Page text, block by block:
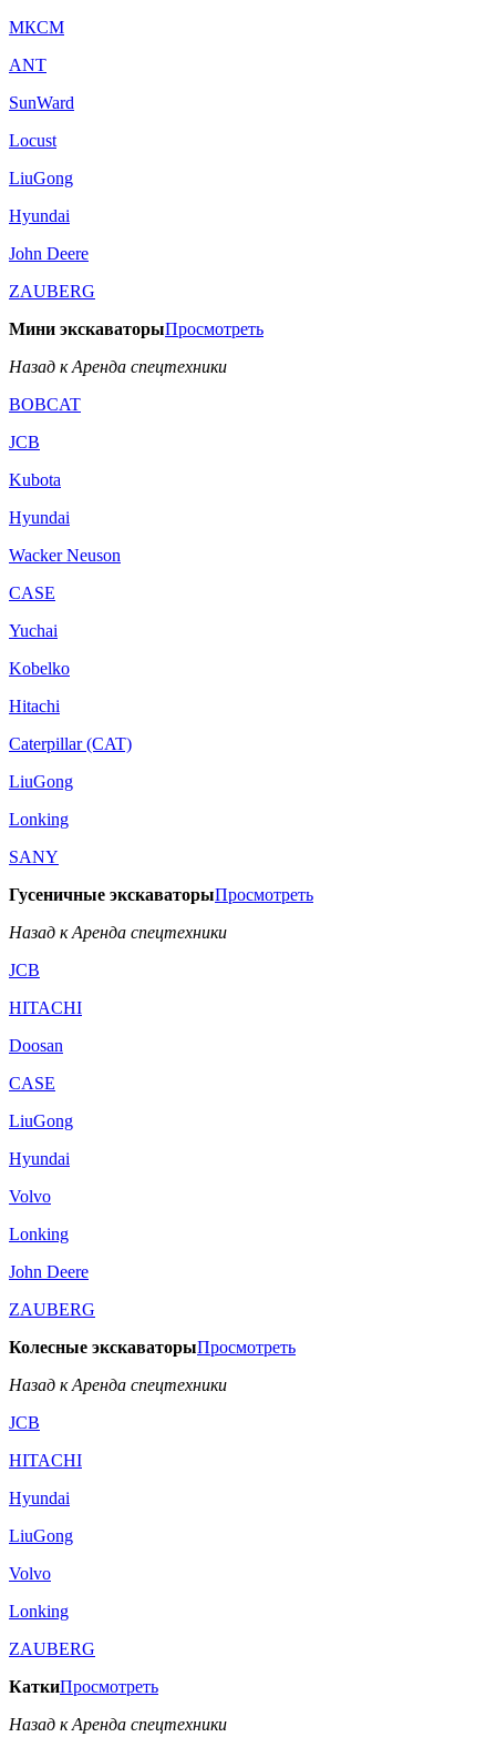
МКСМ
ANT
SunWard
Locust
LiuGong
Hyundai
John Deere
ZAUBERG
Мини экскаваторыПросмотреть
Назад к Аренда спецтехники
BOBCAT
JCB
Kubota
Hyundai
Wacker Neuson
CASE
Yuchai
Kobelko
Hitachi
Caterpillar (CAT)
LiuGong
Lonking
SANY
Гусеничные экскаваторыПросмотреть
Назад к Аренда спецтехники
JCB
HITACHI
Doosan
CASE
LiuGong
Hyundai
Volvo
Lonking
John Deere
ZAUBERG
Колесные экскаваторыПросмотреть
Назад к Аренда спецтехники
JCB
HITACHI
Hyundai
LiuGong
Volvo
Lonking
ZAUBERG
КаткиПросмотреть
Назад к Аренда спецтехники